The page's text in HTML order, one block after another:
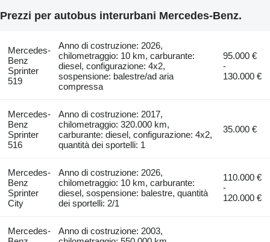
Prezzi per autobus interurbani Mercedes-Benz.
Mercedes-
Benz
Sprinter
519
Anno di costruzione: 2026,
chilometraggio: 10 km, carburante:
diesel, configurazione: 4x2,
sospensione: balestre/ad aria
compressa
95.000 €
-
130.000 €
Mercedes-
Benz
Sprinter
516
Anno di costruzione: 2017,
chilometraggio: 320.000 km,
carburante: diesel, configurazione: 4x2,
quantità dei sportelli: 1
35.000 €
Mercedes-
Benz
Sprinter
City
Anno di costruzione: 2026,
chilometraggio: 10 km, carburante:
diesel, sospensione: balestre, quantità
dei sportelli: 2/1
110.000 €
-
120.000 €
Mercedes-
Anno di costruzione: 2003,